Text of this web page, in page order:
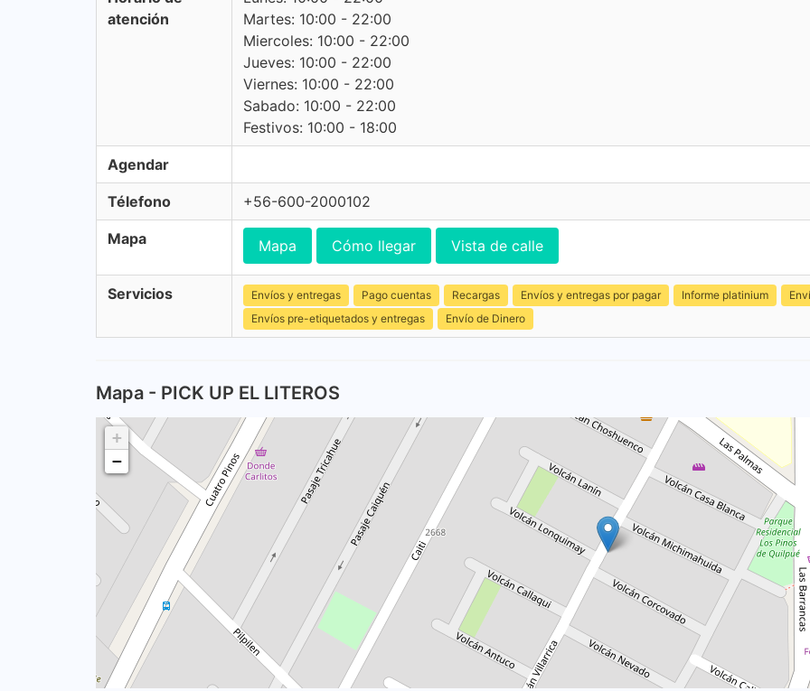
atención
Martes: 10:00 - 22:00
Miercoles: 10:00 - 22:00
Jueves: 10:00 - 22:00
Viernes: 10:00 - 22:00
Sabado: 10:00 - 22:00
Festivos: 10:00 - 18:00
Agendar
Télefono +56-600-2000102
Mapa Mapa Cómo llegar Vista de calle
Servicios Envíos y entregas Pago cuentas Recargas Envíos y entregas por pagar Informe platinium
Envíos pre-etiquetados y entregas
Envío de Dinero
Mapa - PICK UP EL LITEROS
+
−